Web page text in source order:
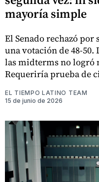
mayoría simple
El Senado rechazó por
una votación de 48-
las midterms no logró
Requeriría prueba de
EL TIEMPO LATINO TEAM
15 de junio de 2026